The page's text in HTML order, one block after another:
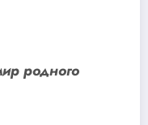
родного